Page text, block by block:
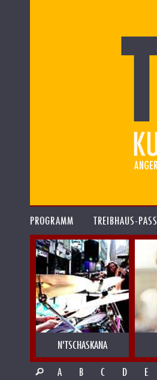
PROGRAMM TREIBHAUS-PASS
N'TSCHASKANA
A
B C D E